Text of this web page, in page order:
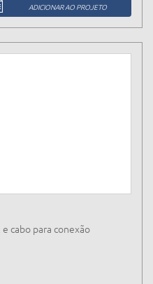
ADICIONAR AO PROJETO
cabo para conexão